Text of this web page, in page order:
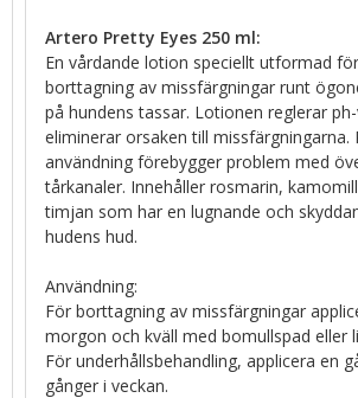
Artero Pretty Eyes 250 ml:
En vårdande lotion speciellt utformad
borttagning av missfärgningar runt
på hundens tassar. Lotionen reglerar
eliminerar orsaken till missfärgningarna.
användning förebygger problem med
tårkanaler. Innehåller rosmarin,
timjan som har en lugnande och
hudens hud.
Användning:
För borttagning av missfärgningar
morgon och kväll med bomullspad eller
För underhållsbehandling, applicera en
gånger i veckan.